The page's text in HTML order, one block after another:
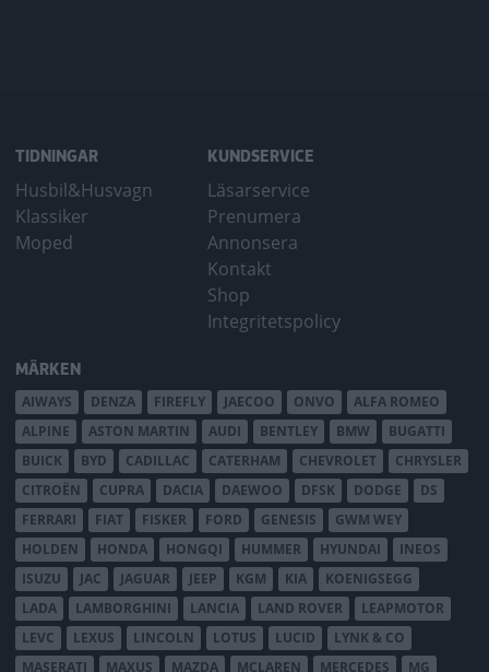
TIDNINGAR
Husbil&Husvagn
Klassiker
Moped
KUNDSERVICE
Läsarservice
Prenumera
Annonsera
Kontakt
Shop
Integritetspolicy
MÄRKEN
AIWAYS DENZA FIREFLY JAECOO ONVO
ALFA ROMEO
ALPINE
ASTON MARTIN AUDI BENTLEY BMW
BUGATTI
BUICK
BYD CADILLAC CATERHAM CHEVROLET
CHRYSLER
CITROËN
CUPRA DACIA DAEWOO DFSK DODGE
DS
FERRARI
FIAT FISKER FORD GENESIS
GWM WEY
HOLDEN
HONDA HONGQI HUMMER HYUNDAI
INEOS
ISUZU
JAC JAGUAR JEEP KGM KIA
KOENIGSEGG
LADA
LAMBORGHINI LANCIA LAND ROVER
LEAPMOTOR
LEVC
LEXUS LINCOLN LOTUS LUCID
LYNK & CO
MASERATI
MAXUS MAZDA MCLAREN MERCEDES MG